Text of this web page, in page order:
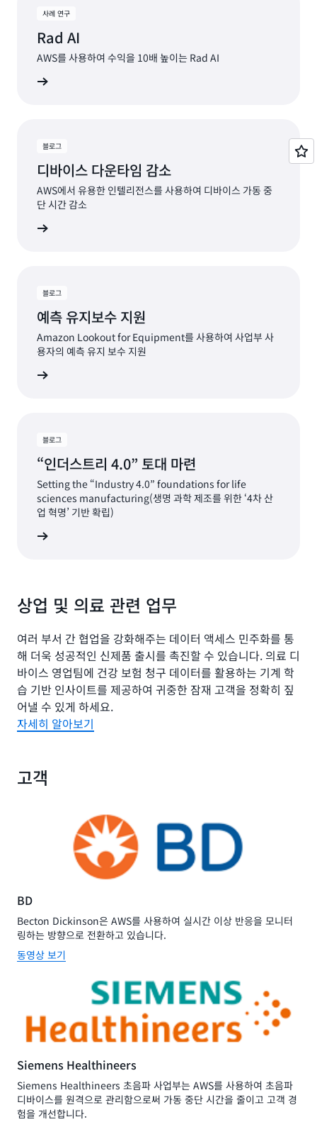
사례 연구
Rad AI
AWS를 사용하여 수익을 10배 높이는 Rad AI
블로그
디바이스 다운타임 감소
AWS에서 유용한 인텔리전스를 사용하여 디바이스 가동 중
단 시간 감소
블로그
예측 유지보수 지원
Amazon Lookout for Equipment를 사용하여 사업부 사
용자의 예측 유지 보수 지원
블로그
“인더스트리 4.0” 토대 마련
Setting the “Industry 4.0” foundations for life
sciences manufacturing(생명 과학 제조를 위한 ‘4차 산
업 혁명’ 기반 확립)
상업 및 의료 관련 업무
여러 부서 간 협업을 강화해주는 데이터 액세스 민주화를 통
해 더욱 성공적인 신제품 출시를 촉진할 수 있습니다. 의료 디
바이스 영업팀에 건강 보험 청구 데이터를 활용하는 기계 학
습 기반 인사이트를 제공하여 귀중한 잠재 고객을 정확히 짚
어낼 수 있게 하세요.
자세히 알아보기
고객
BD
Becton Dickinson은 AWS를 사용하여 실시간 이상 반응을 모니터
링하는 방향으로 전환하고 있습니다.
동영상 보기
Siemens Healthineers
Siemens Healthineers 초음파 사업부는 AWS를 사용하여 초음파
디바이스를 원격으로 관리함으로써 가동 중단 시간을 줄이고 고객 경
험을 개선합니다.